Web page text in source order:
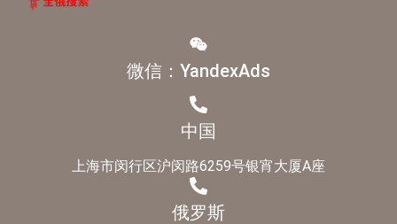
微信：YandexAds
中国
上海市闵行区沪闵路6259号银宵大厦A座
俄罗斯